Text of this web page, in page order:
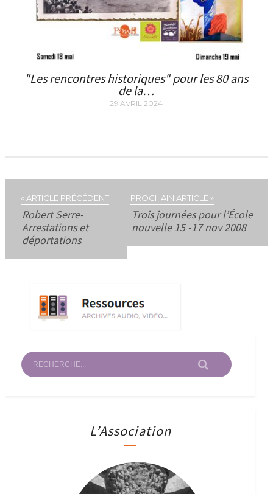
"Les rencontres historiques" pour les 80 ans
de la…
29 AVRIL 2024
« ARTICLE PRÉCÉDENT
Robert Serre-
Arrestations et
déportations
PROCHAIN ARTICLE »
Trois journées pour l’École
nouvelle 15 -17 nov 2008
L’Association